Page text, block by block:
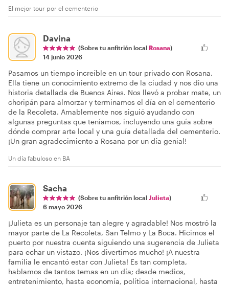
El mejor tour por el cementerio
Davina
(Sobre tu anfitrión local Rosana)
14 junio 2026
Pasamos un tiempo increíble en un tour privado con Rosana.
Ella tiene un conocimiento extremo de la ciudad y nos dio una
historia detallada de Buenos Aires. Nos llevó a probar mate, un
choripán para almorzar y terminamos el día en el cementerio
de la Recoleta. Amablemente nos siguió ayudando con
algunas preguntas que teníamos, incluyendo una guía sobre
dónde comprar arte local y una guía detallada del cementerio.
¡Un gran agradecimiento a Rosana por un día genial!
Un día fabuloso en BA
Sacha
(Sobre tu anfitrión local Julieta)
6 mayo 2026
¡Julieta es un personaje tan alegre y agradable! Nos mostró la
mayor parte de La Recoleta, San Telmo y La Boca. Hicimos el
puerto por nuestra cuenta siguiendo una sugerencia de Julieta
para echar un vistazo. ¡Nos divertimos mucho! ¡A nuestra
familia le encantó estar con Julieta! Es tan completa,
hablamos de tantos temas en un día; desde medios,
entretenimiento, hasta economía, política internacional, hasta